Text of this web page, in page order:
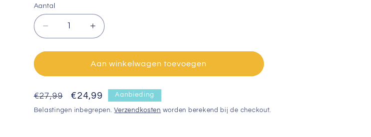
Aantal
Aantal
verlagen
voor
crackers
-
12
Aantal
verhogen
voor
Christmas
crackers
-
12
Aan winkelwagen toevoegen
Normale
prijs
€27,99 Aanbiedingsprijs
€24,99 Aanbieding
Belastingen inbegrepen.Verzendkosten worden berekend bij de checkout.